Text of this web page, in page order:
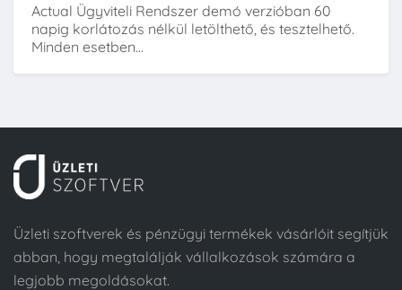
Actual Ügyviteli Rendszer demó verzióban 60
napig korlátozás nélkül letölthető, és tesztelhető.
Minden esetben...
Üzleti szoftverek és pénzügyi termékek vásárlóit segítjük
abban, hogy megtalálják vállalkozások számára a
legjobb megoldásokat.